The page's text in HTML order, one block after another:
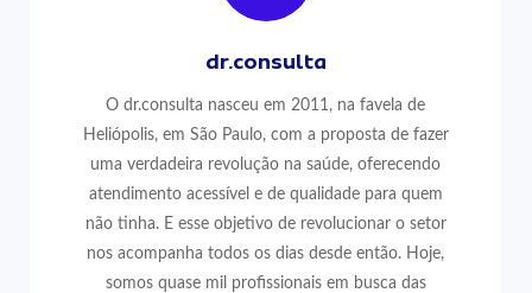
dr.consulta
O dr.consulta nasceu em 2011, na favela de
Heliópolis, em São Paulo, com a proposta de fazer
uma verdadeira revolução na saúde, oferecendo
atendimento acessível e de qualidade para quem
não tinha. E esse objetivo de revolucionar o setor
nos acompanha todos os dias desde então. Hoje,
somos quase mil profissionais em busca das